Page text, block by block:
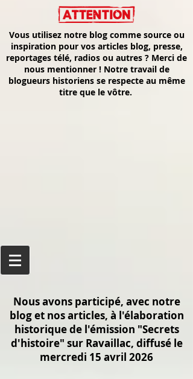
Vous utilisez notre blog comme source ou
inspiration pour vos articles blog, presse,
reportages télé, radios ou autres ? Merci de
nous mentionner ! Notre travail de
blogueurs historiens se respecte au même
titre que le vôtre.
Nous avons participé, avec notre
blog et nos articles, à l'élaboration
historique de l'émission "Secrets
d'histoire" sur Ravaillac, diffusé le
mercredi 15 avril 2026